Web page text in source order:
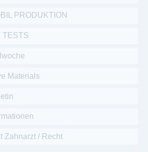
PRODUKTION
TESTS
Materials
Zahnarzt / Recht